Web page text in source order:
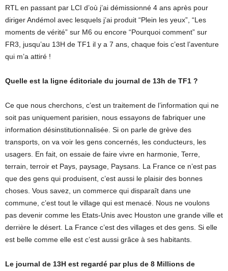
RTL en passant par LCI d’où j’ai démissionné 4 ans après pour
diriger Andémol avec lesquels j’ai produit “Plein les yeux”, “Les
moments de vérité” sur M6 ou encore “Pourquoi comment” sur
FR3, jusqu’au 13H de TF1 il y a 7 ans, chaque fois c’est l’aventure
qui m’a attiré !
Quelle est la ligne éditoriale du journal de 13h de TF1 ?
Ce que nous cherchons, c’est un traitement de l’information qui ne
soit pas uniquement parisien, nous essayons de fabriquer une
information désinstitutionnalisée. Si on parle de grève des
transports, on va voir les gens concernés, les conducteurs, les
usagers. En fait, on essaie de faire vivre en harmonie, Terre,
terrain, terroir et Pays, paysage, Paysans. La France ce n’est pas
que des gens qui produisent, c’est aussi le plaisir des bonnes
choses. Vous savez, un commerce qui disparaît dans une
commune, c’est tout le village qui est menacé. Nous ne voulons
pas devenir comme les Etats-Unis avec Houston une grande ville et
derrière le désert. La France c’est des villages et des gens. Si elle
est belle comme elle est c’est aussi grâce à ses habitants.
Le journal de 13H est regardé par plus de 8 Millions de